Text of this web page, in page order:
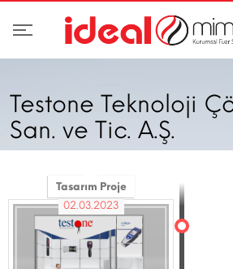
Testone Teknoloji
San. ve Tic. A.Ş.
Tasarım Proje
02.03.2023